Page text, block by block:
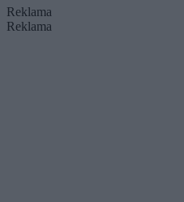
Reklama
Reklama